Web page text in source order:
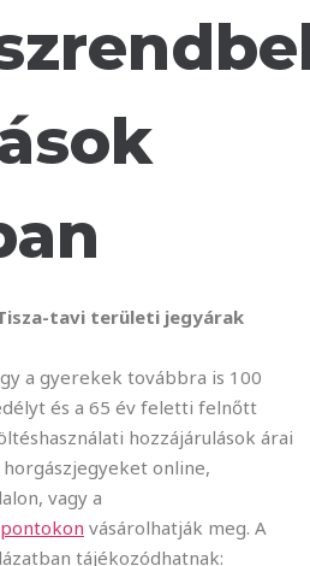
tavi területi jegyárak
a gyerekek továbbra is 100
és a 65 év feletti felnőtt
hozzájárulások árai
online,
vagy a
vásárolhatják meg. A
tájékozódhatnak: